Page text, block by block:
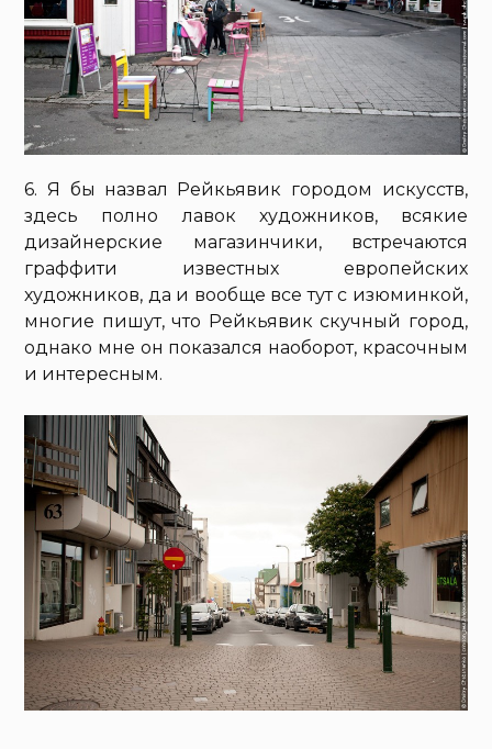
6. Я бы назвал Рейкьявик городом искусств,
здесь полно лавок художников, всякие
дизайнерские магазинчики, встречаются
граффити известных европейских
художников, да и вообще все тут с изюминкой,
многие пишут, что Рейкьявик скучный город,
однако мне он показался наоборот, красочным
и интересным.